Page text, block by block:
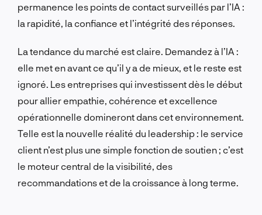
permanence les points de contact surveillés par l’IA :
la rapidité, la confiance et l’intégrité des réponses.
La tendance du marché est claire. Demandez à l’IA :
elle met en avant ce qu’il y a de mieux, et le reste est
ignoré. Les entreprises qui investissent dès le début
pour allier empathie, cohérence et excellence
opérationnelle domineront dans cet environnement.
Telle est la nouvelle réalité du leadership : le service
client n’est plus une simple fonction de soutien ; c’est
le moteur central de la visibilité, des
recommandations et de la croissance à long terme.